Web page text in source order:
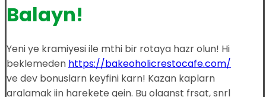
Balayn!
Yeni ye kramiyesi ile mthi bir rotaya hazr olun! Hi
beklemeden https://bakeoholicrestocafe.com/
ve dev bonuslarn keyfini karn! Kazan kaplarn
aralamak iin harekete gein. Bu olaanst frsat, snrl